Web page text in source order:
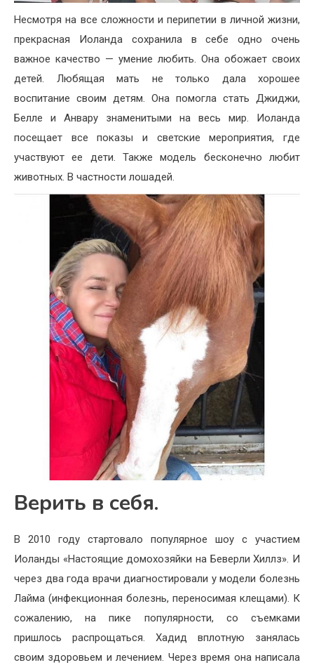
Несмотря на все сложности и перипетии в личной жизни,
прекрасная Иоланда сохранила в себе одно очень
важное качество — умение любить. Она обожает своих
детей. Любящая мать не только дала хорошее
воспитание своим детям. Она помогла стать Джиджи,
Белле и Анвару знаменитыми на весь мир. Иоланда
посещает все показы и светские мероприятия, где
участвуют ее дети. Также модель бесконечно любит
животных. В частности лошадей.
Верить в себя.
В 2010 году стартовало популярное шоу с участием
Иоланды «Настоящие домохозяйки на Беверли Хиллз». И
через два года врачи диагностировали у модели болезнь
Лайма (инфекционная болезнь, переносимая клещами). К
сожалению, на пике популярности, со съемками
пришлось распрощаться. Хадид вплотную занялась
своим здоровьем и лечением. Через время она написала